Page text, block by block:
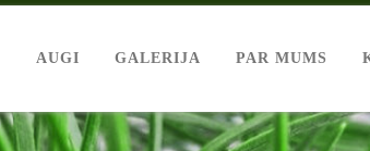
AUGI GALERIJA PAR MUMS